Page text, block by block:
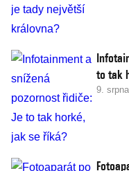
to tak
9.